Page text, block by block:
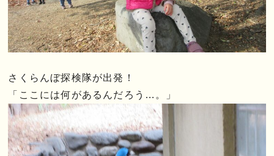
さくらんぼ探検隊が出発！
「ここには何があるんだろう…。」